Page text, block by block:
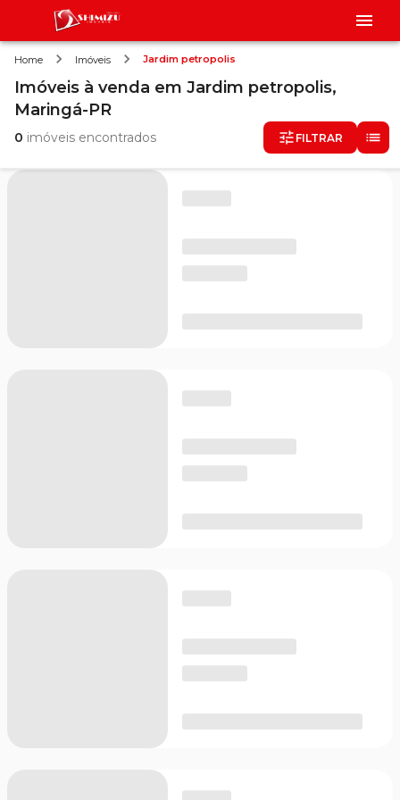
Home Imóveis Jardim petropolis
Imóveis à venda em Jardim petropolis,
Maringá-PR
0 imóveis encontrados FILTRAR